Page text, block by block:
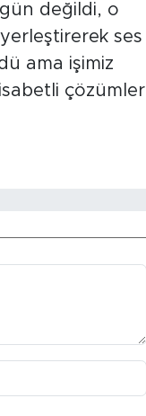
değildi, o
ses
ama işimiz
çözümler